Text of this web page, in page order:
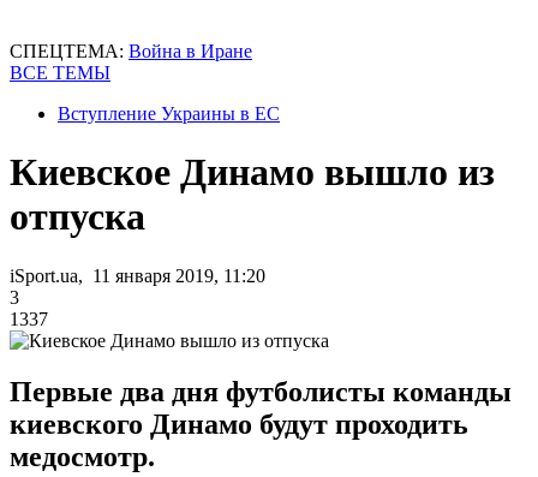
СПЕЦТЕМА: Война в Иране
ВСЕ ТЕМЫ
Вступление Украины в ЕС
Киевское Динамо вышло из
отпуска
iSport.ua, 11 января 2019, 11:20
3
1337
Первые два дня футболисты команды
киевского Динамо будут проходить
медосмотр.